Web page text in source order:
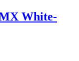
White-